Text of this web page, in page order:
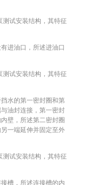
测试安装结构，其特征
进油口，所述进油口
测试安装结构，其特征
水的第一密封圈和第
油封连接，第一密封
壁，所述第二密封圈
一端延伸并固定至外
测试安装结构，其特征
槽，所述连接槽的内